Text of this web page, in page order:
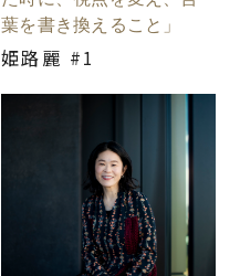
葉を書き換えること」
姫路麗 #1